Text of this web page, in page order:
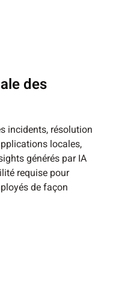
des
incidents, résolution
locales,
générés par IA
requise pour
de façon